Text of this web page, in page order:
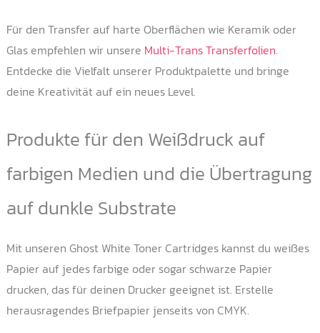
Für den Transfer auf harte Oberflächen wie Keramik oder
Glas empfehlen wir unsere Multi-Trans Transferfolien.
Entdecke die Vielfalt unserer Produktpalette und bringe
deine Kreativität auf ein neues Level.
Produkte für den Weißdruck auf
farbigen Medien und die Übertragung
auf dunkle Substrate
Mit unseren Ghost White Toner Cartridges kannst du weißes
Papier auf jedes farbige oder sogar schwarze Papier
drucken, das für deinen Drucker geeignet ist. Erstelle
herausragendes Briefpapier jenseits von CMYK.